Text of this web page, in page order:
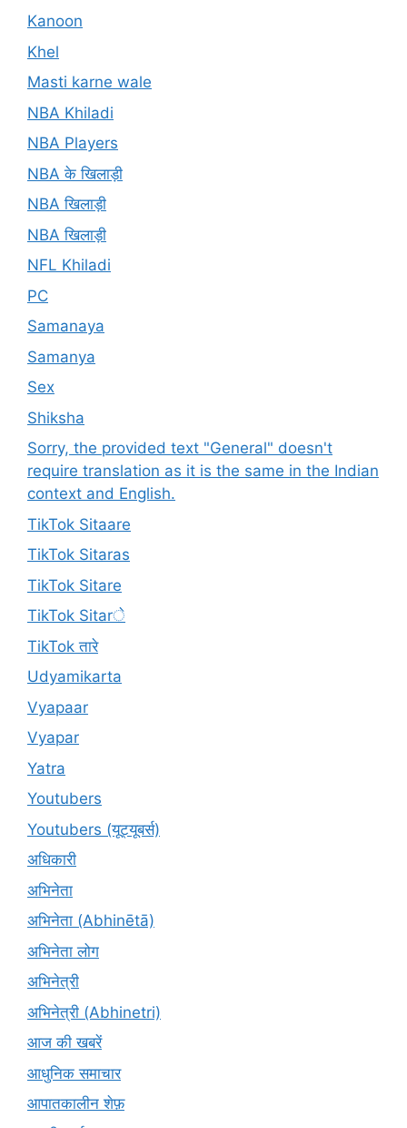
Kanoon
Khel
Masti karne wale
NBA Khiladi
NBA Players
NBA के खिलाड़ी
NBA खिलाड़ी
NBA खिलाड़ी
NFL Khiladi
PC
Samanaya
Samanya
Sex
Shiksha
Sorry, the provided text "General" doesn't
require translation as it is the same in the Indian
context and English.
TikTok Sitaare
TikTok Sitaras
TikTok Sitare
TikTok Sitarे
TikTok तारे
Udyamikarta
Vyapaar
Vyapar
Yatra
Youtubers
Youtubers (यूट्यूबर्स)
अधिकारी
अभिनेता
अभिनेता (Abhinētā)
अभिनेता लोग
अभिनेत्री
अभिनेत्री (Abhinetri)
आज की खबरें
आधुनिक समाचार
आपातकालीन शेफ़